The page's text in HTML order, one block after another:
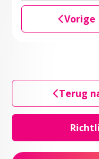
Vorige
Terug